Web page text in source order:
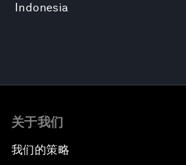
Indonesia
关于我们
我们的策略